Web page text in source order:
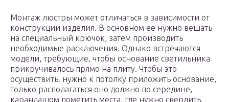
Монтаж люстры может отличаться в зависимости от
конструкции изделия. В основном ее нужно вешать
на специальный крючок, затем производить
необходимые расключения. Однако встречаются
модели, требующие, чтобы основание светильника
прикручивалось прямо на плиту. Чтобы это
осуществить. нужно к потолку приложить основание,
только располагаться оно должно по середине,
карандашом пометить места, где нужно сверлить.